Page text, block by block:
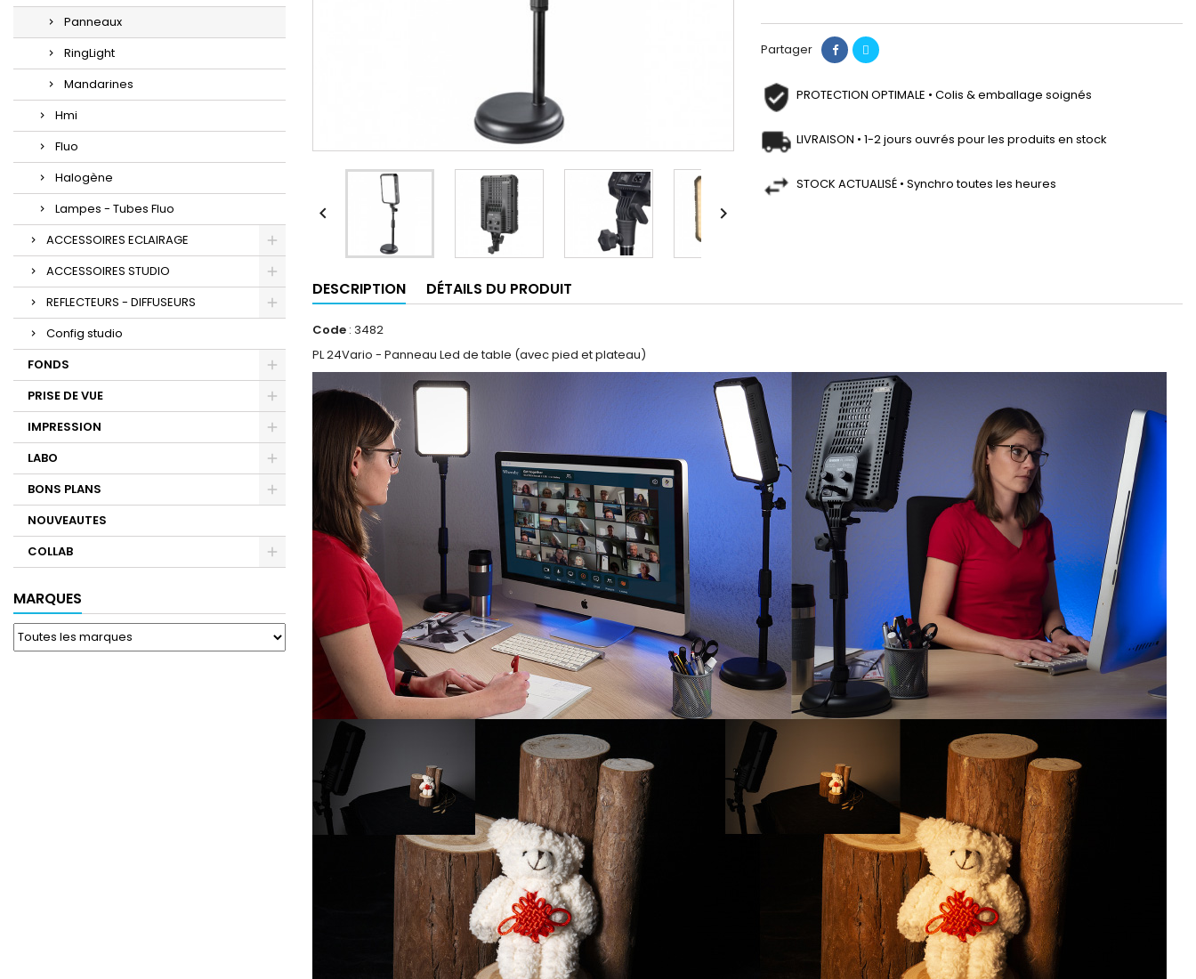
Panneaux
RingLight
Mandarines
Hmi
Fluo
Halogène
Lampes - Tubes Fluo
ACCESSOIRES ECLAIRAGE
ACCESSOIRES STUDIO
REFLECTEURS - DIFFUSEURS
Config studio
FONDS
PRISE DE VUE
IMPRESSION
LABO
BONS PLANS
NOUVEAUTES
COLLAB
MARQUES
 
Partager
PROTECTION OPTIMALE • Colis & emballage soignés
LIVRAISON • 1-2 jours ouvrés pour les produits en stock
STOCK ACTUALISÉ • Synchro toutes les heures
DESCRIPTION DÉTAILS DU PRODUIT
Code : 3482
PL 24Vario - Panneau Led de table (avec pied et plateau)